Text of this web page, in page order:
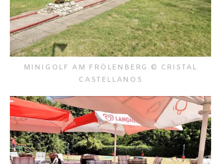
MINIGOLF AM FRÖLENBERG © CRISTAL
CASTELLANOS